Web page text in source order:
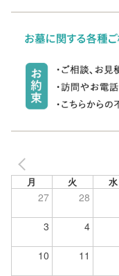
月 火 水
27 28
3 4
10 11